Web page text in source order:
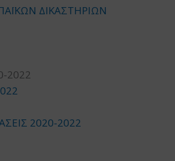
ΔΙΚΑΣΤΗΡΙΩΝ
2022
2020-2022